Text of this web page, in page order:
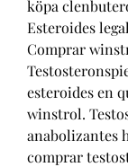
köpa
Esteroides
Comprar
esteroides en
winstrol.
anabolizantes
comprar